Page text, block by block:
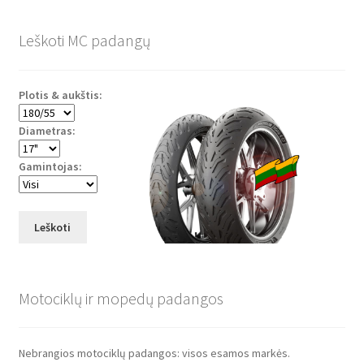
Leškoti MC padangų
Plotis & aukštis:
Diametras:
Gamintojas:
Leškoti
Motociklų ir mopedų padangos
Nebrangios motociklų padangos: visos esamos markės.